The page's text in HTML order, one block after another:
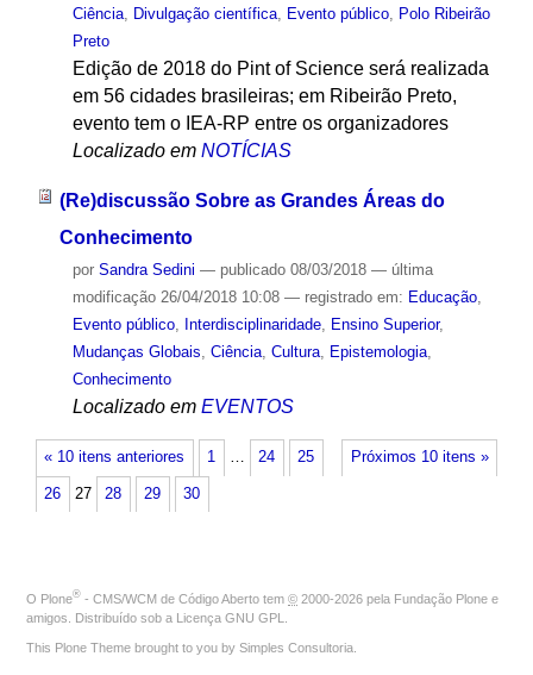
Ciência, Divulgação científica, Evento público, Polo Ribeirão
Preto
Edição de 2018 do Pint of Science será realizada
em 56 cidades brasileiras; em Ribeirão Preto,
evento tem o IEA-RP entre os organizadores
Localizado em NOTÍCIAS
(Re)discussão Sobre as Grandes Áreas do
Conhecimento
por Sandra Sedini — publicado08/03/2018 — última
modificação26/04/2018 10:08 — registrado em: Educação,
Evento público, Interdisciplinaridade, Ensino Superior,
Mudanças Globais, Ciência, Cultura, Epistemologia,
Conhecimento
Localizado em EVENTOS
« 10 itens anteriores Próximos 10 itens »
1 … 24 25
26 27 28 29 30
O Plone® - CMS/WCM de Código Aberto tem © 2000-2026 pela Fundação Plone e
amigos. Distribuído sob a Licença GNU GPL
This Plone Theme brought to you by Simples Consultoria